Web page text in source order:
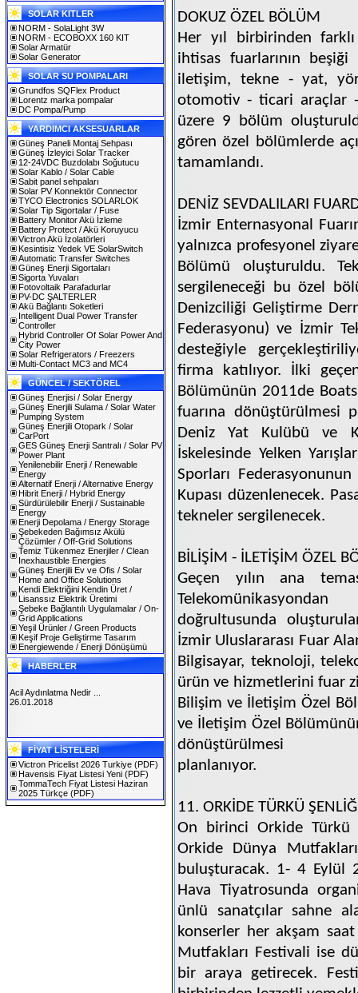
SOLAR KITLER
NORM - SolaLight 3W
NORM - ECOBOXX 160 KIT
Solar Armatür
Solar Generator
SOLAR SU POMPALARI
Grundfos SQFlex Product
Lorentz marka pompalar
DC Pompa/Pump
YARDIMCI AKSESUARLAR
Güneş Paneli Montaj Sehpası
Güneş İzleyici Solar Tracker
12-24VDC Buzdolabı Soğutucu
Solar Kablo / Solar Cable
Sabit panel sehpaları
Solar PV Konnektör Connector
TYCO Electronics SOLARLOK
Solar Tip Sigortalar / Fuse
Battery Monitor Akü İzleme
Battery Protect / Akü Koruyucu
Victron Akü İzolatörleri
Kesintisiz Yedek VE SolarSwitch
Automatic Transfer Switches
Güneş Enerji Sigortaları
Sigorta Yuvaları
Fotovoltaik Parafadurlar
PV-DC ŞALTERLER
Akü Bağlantı Soketleri
Intelligent Dual Power Transfer
Controller
Hybrid Controller Of Solar Power And
City Power
Solar Refrigerators / Freezers
Multi-Contact MC3 and MC4
GÜNCEL / SEKTÖREL
Güneş Enerjisi / Solar Energy
Güneş Enerjili Sulama / Solar Water
Pumping System
Güneş Enerjili Otopark / Solar
CarPort
GES Güneş Enerji Santralı / Solar PV
Power Plant
Yenilenebilir Enerji / Renewable
Energy
Alternatif Enerji / Alternative Energy
Hibrit Enerji / Hybrid Energy
Sürdürülebilir Enerji / Sustainable
Energy
Enerji Depolama / Energy Storage
Şebekeden Bağımsız Akülü
Çözümler / Off-Grid Solutions
Temiz Tükenmez Enerjiler / Clean
Inexhaustible Energies
Güneş Enerjili Ev ve Ofis / Solar
Home and Office Solutions
Kendi Elektriğini Kendin Üret /
Lisanssız Elektrik Üretimi
Şebeke Bağlantılı Uygulamalar / On-
Grid Applications
Yeşil Ürünler / Green Products
Keşif Proje Geliştirme Tasarım
Energiewende / Enerji Dönüşümü
HABERLER
SOLAREX ISTANBUL 2019
30.01.2019
Acil Aydınlatma Nedir ...
26.01.2018
FİYAT LİSTELERİ
Victron Pricelist 2026 Turkiye (PDF)
Havensis Fiyat Listesi Yeni (PDF)
TommaTech Fiyat Listesi Haziran
2025 Türkçe (PDF)
DOKUZ ÖZEL BÖLÜM
Her yıl birbirinden
ihtisas fuarlarının
iletişim, tekne - yat,
otomotiv - ticari araçlar
üzere 9 bölüm
gören özel bölümlerde
tamamlandı.
DENİZ SEVDALILARI
İzmir Enternasyonal
yalnızca profesyonel
Bölümü oluşturuldu.
sergileneceği bu özel
Denizciliği Geliştirme
Federasyonu) ve İzmir
desteğiyle
firma katılıyor. İlki
Bölümünün 2011de
fuarına dönüştürülmesi
Deniz Yat Kulübü ve
İskelesinde Yelken
Sporları
Kupası düzenlenecek.
tekneler sergilenecek.
BİLİŞİM - İLETİŞİM ÖZEL
Geçen yılın ana
doğrultusunda
İzmir Uluslararası Fuar
Bilgisayar, teknoloji,
ürün ve hizmetlerini fuar
Bilişim ve İletişim Özel
ve İletişim Özel
dönüştürülmesi
planlanıyor.
11. ORKİDE TÜRKÜ
On birinci Orkide Türkü
Orkide Dünya
buluşturacak. 1- 4 Eylül
Hava Tiyatrosunda
ünlü sanatçılar sahne
konserler her akşam
Mutfakları Festivali ise
bir araya getirecek.